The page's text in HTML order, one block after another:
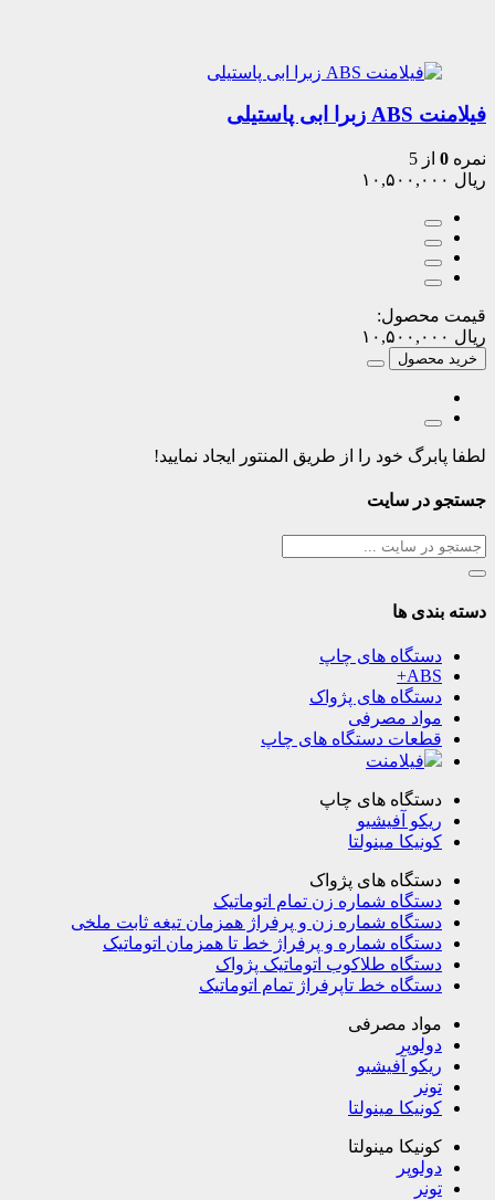
فیلامنت ABS زبرا ابی پاستیلی
نمره 0 از 5
ریال
قیمت محصول:
ریال
خرید محصول
لطفا پابرگ خود را از طریق المنتور ایجاد نمایید!
جستجو در سایت
دسته بندی ها
دستگاه های چاپ
ABS+
دستگاه های پژواک
مواد مصرفی
قطعات دستگاه های چاپ
فیلامنت
دستگاه های چاپ
ریکو آفیشیو
کونیکا مینولتا
دستگاه های پژواک
دستگاه شماره زن تمام اتوماتیک
دستگاه شماره زن و پرفراژ همزمان تیغه ثابت ملخی
دستگاه شماره و پرفراژ خط تا همزمان اتوماتیک
دستگاه طلاکوب اتوماتیک پژواک
دستگاه خط تاپرفراژ تمام اتوماتیک
مواد مصرفی
دولوپر
ریکو آفیشیو
تونر
کونیکا مینولتا
کونیکا مینولتا
دولوپر
تونر